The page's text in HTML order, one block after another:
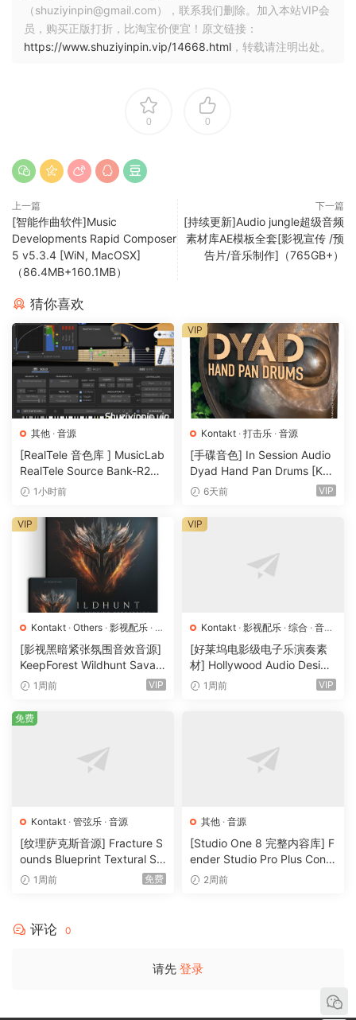
（shuziyinpin@gmail.com），联系我们删除。加入本站VIP会
员，购买正版打折，比淘宝价便宜！原文链接：
https://www.shuziyinpin.vip/14668.html ，转载请注明出处。
0 0
上一篇
[智能作曲软件]Music
Developments Rapid Composer
5 v5.3.4 [WiN, MacOSX]
（86.4MB+160.1MB）
下一篇
[持续更新]Audio jungle超级音频
素材库AE模板全套[影视宣传 /预
告片/音乐制作]（765GB+）
猜你喜欢
其他 · 音源
[RealTele 音色库 ] MusicLab
RealTele Source Bank-R2R
[WiN]（13.7MB）
1小时前
Kontakt · 打击乐 · 音源
[手碟音色] In Session Audio
Dyad Hand Pan Drums [KO
NTAKT]（4.33GB）
6天前 VIP
VIP
Kontakt · Others · 影视配乐 · 环
境铺底· 素材 ·采样 ·音效特殊·
音源
[影视黑暗紧张氛围音效音源]
KeepForest Wildhunt Savag
e Ritual Tension [WAV, KON
1周前 VIP
VIP
Kontakt · 影视配乐 · 综合 · 音效
特殊· 音源
[好莱坞电影级电子乐演奏素
材] Hollywood Audio Design
FUTURE WORLDS [KONTAK
1周前 VIP
VIP
Kontakt · 管弦乐 · 音源
[纹理萨克斯音源] Fracture S
ounds Blueprint Textural Sa
x (Woodwind Experiments)
1周前 免费
免费
其他 · 音源
[Studio One 8 完整内容库] F
ender Studio Pro Plus Conte
nt 2026-R2R（166GB）
2周前
评论 0
请先 登录